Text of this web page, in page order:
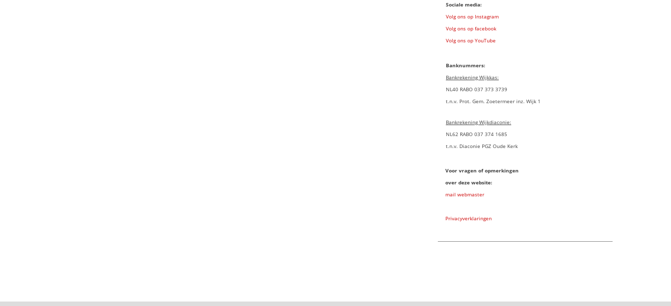
Sociale media:
Volg ons op Instagram
Volg ons op facebook
Volg ons op YouTube
Banknummers:
Bankrekening Wijkkas:
NL40 RABO 037 373 3739
t.n.v. Prot. Gem. Zoetermeer inz. Wijk 1
Bankrekening Wijkdiaconie:
NL62 RABO 037 374 1685
t.n.v. Diaconie PGZ Oude Kerk
Voor vragen of opmerkingen
over deze website:
mail webmaster
Privacyverklaringen